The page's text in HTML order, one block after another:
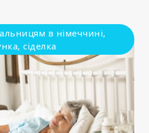
в німеччині,
сіделка